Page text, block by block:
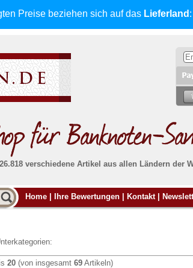
Preise beziehen sich auf das Lieferland :
verschiedene Artikel aus allen Ländern der
Alle Lieferungen, auch ins Ausland,
von uns voll versichert. Sie habenkein
Absolute Zuverlässigkeit:
Banknoten
Home Ihre Bewertungen Kontakt
20 (von insgesamt 69 Artikeln)